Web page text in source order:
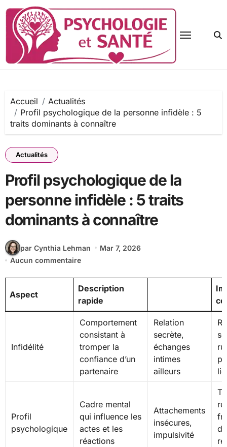
contenu
Accueil
Actualités
Profil psychologique de la personne infidèle : 5
traits dominants à connaître
Actualités
Profil psychologique de la
personne infidèle : 5 traits
dominants à connaître
par Cynthia Lehman
Mar 7, 2026
Aucun commentaire
Aspect
Description
rapide
Infidélité
Comportement
consistant à
tromper la
confiance d’un
partenaire
Relation
secrète,
échanges
intimes
ailleurs
Profil
psychologique
Cadre mental
qui influence les
actes et les
réactions
Attachements
insécures,
impulsivité